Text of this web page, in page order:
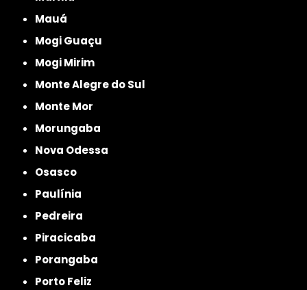
Mauá
Mogi Guaçu
Mogi Mirim
Monte Alegre do Sul
Monte Mor
Morungaba
Nova Odessa
Osasco
Paulínia
Pedreira
Piracicaba
Porangaba
Porto Feliz